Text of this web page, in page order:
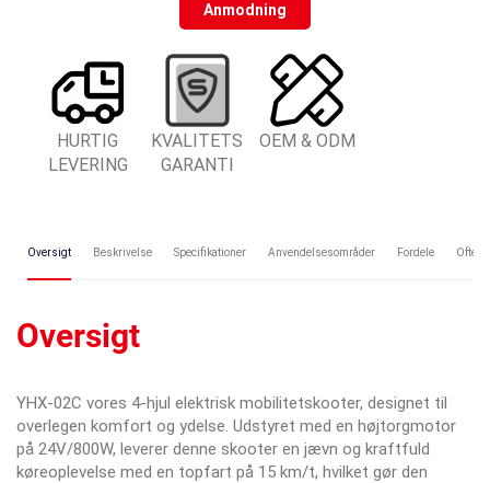
Anmodning
HURTIG
LEVERING
KVALITETS
GARANTI
OEM & ODM
Oversigt Beskrivelse Specifikationer Anvendelsesområder Fordele Ofte
Oversigt
YHX-02C vores 4-hjul elektrisk mobilitetskooter, designet til
overlegen komfort og ydelse. Udstyret med en højtorgmotor
på 24V/800W, leverer denne skooter en jævn og kraftfuld
køreoplevelse med en topfart på 15 km/t, hvilket gør den